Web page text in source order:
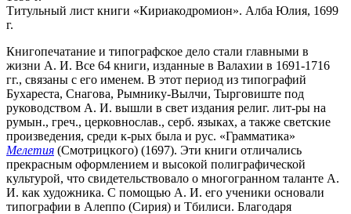
Титульный лист книги «Кириакодромион». Алба Юлия, 1699
г.
Книгопечатание и типографское дело стали главными в
жизни А. И. Все 64 книги, изданные в Валахии в 1691-1716
гг., связаны с его именем. В этот период из типографий
Бухареста, Снагова, Рымнику-Вылчи, Тырговиште под
руководством А. И. вышли в свет издания религ. лит-ры на
румын., греч., церковнослав., серб. языках, а также светские
произведения, среди к-рых была и рус. «Грамматика»
Мелетия (Cмoтpицкoгo) (1697). Эти книги отличались
прекрасным оформлением и высокой полиграфической
культурой, что свидетельствовало о многогранном таланте А.
И. как художника. С помощью А. И. его ученики основали
типографии в Алеппо (Сирия) и Тбилиси. Благодаря